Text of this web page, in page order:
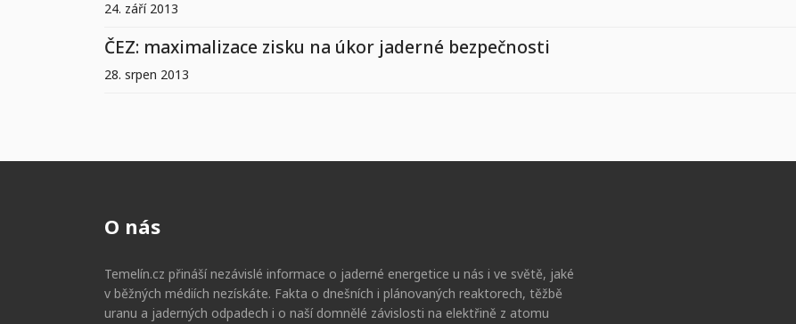
24. září 2013
ČEZ: maximalizace zisku na úkor jaderné bezpečnosti
28. srpen 2013
O nás
Temelín.cz přináší nezávislé informace o jaderné energetice u nás i ve světě, jaké
v běžných médiích nezískáte. Fakta o dnešních i plánovaných reaktorech, těžbě
uranu a jaderných odpadech i o naší domnělé závislosti na elektřině z atomu